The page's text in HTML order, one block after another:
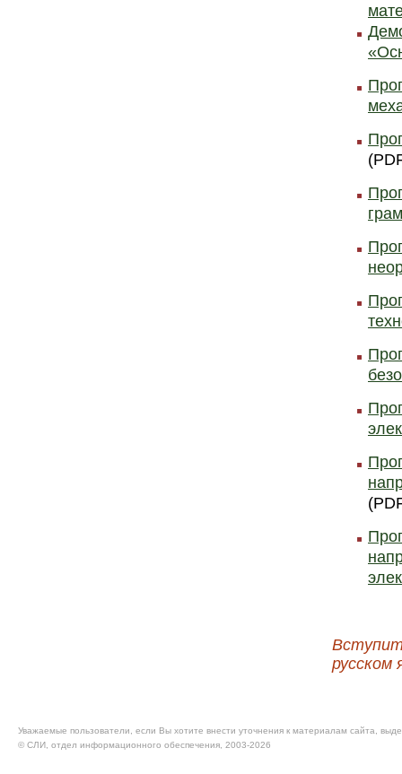
русском
Уважаемые пользователи, если Вы хотите внести уточнения к материалам сайта,
© CЛИ, отдел информационного обеспечения, 2003-2026